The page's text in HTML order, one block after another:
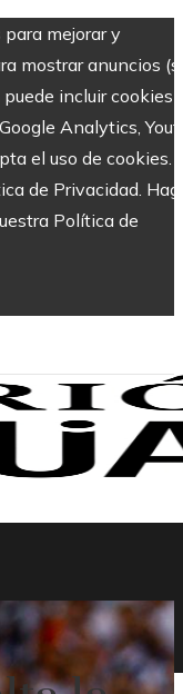
mejorar y
mostrar anuncios
incluir cookies
Analytics,
el uso de cookies.
de Privacidad.
Política de